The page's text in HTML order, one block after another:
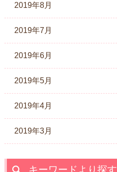
2019年8月
2019年7月
2019年6月
2019年5月
2019年4月
2019年3月
キーワードより探す